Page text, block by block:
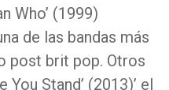
Who’ (1999)
de las bandas más
post brit pop. Otros
You Stand’ (2013)’ el